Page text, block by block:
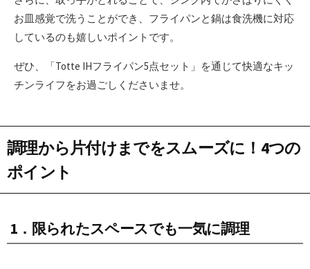
お皿感覚で洗うことができ、フライパンと鍋は食洗機に対応
しているのも嬉しいポイントです。
ぜひ、「Totte IHフライパン5点セット」を通じて快適なキッ
チンライフをお過ごしくださいませ。
調理から片付けまでをスムーズに！4つの
ポイント
1．限られたスペースでも一気に調理